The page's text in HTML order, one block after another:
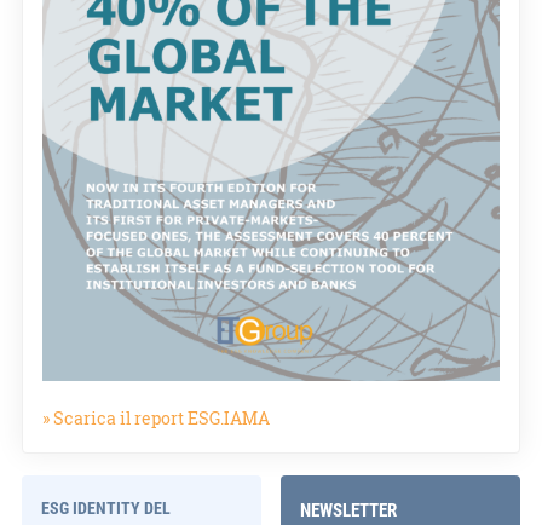
» Scarica il report ESG.IAMA
ESG IDENTITY DEL
NEWSLETTER